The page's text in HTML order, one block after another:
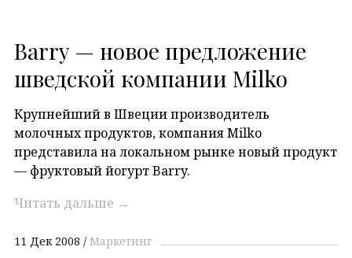
Barry — новое предложение
шведской компании Milko
Крупнейший в Швеции производитель
молочных продуктов, компания Milko
представила на локальном рынке новый продукт
— фруктовый йогурт Barry.
Читать дальше →
11 Дек 2008 Маркетинг